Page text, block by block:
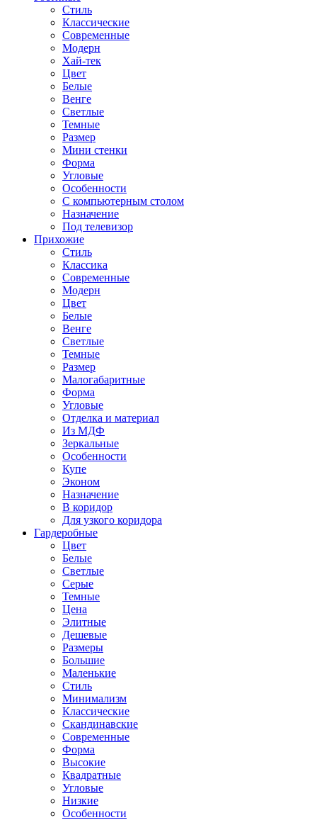
Стиль
Классические
Современные
Модерн
Хай-тек
Цвет
Белые
Венге
Светлые
Темные
Размер
Мини стенки
Форма
Угловые
Особенности
С компьютерным столом
Назначение
Под телевизор
Прихожие
Стиль
Классика
Современные
Модерн
Цвет
Белые
Венге
Светлые
Темные
Размер
Малогабаритные
Форма
Угловые
Отделка и материал
Из МДФ
Зеркальные
Особенности
Купе
Эконом
Назначение
В коридор
Для узкого коридора
Гардеробные
Цвет
Белые
Светлые
Серые
Темные
Цена
Элитные
Дешевые
Размеры
Большие
Маленькие
Стиль
Минимализм
Классические
Скандинавские
Современные
Форма
Высокие
Квадратные
Угловые
Низкие
Особенности